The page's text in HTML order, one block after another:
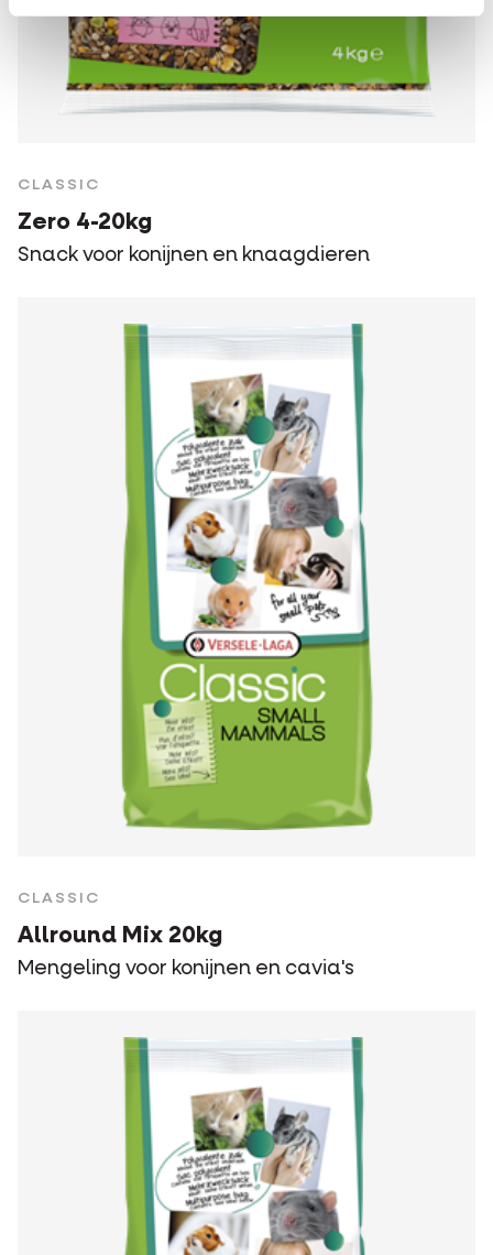
CLASSIC
Zero 4-20kg
Snack voor konijnen en knaagdieren
CLASSIC
Allround Mix 20kg
Mengeling voor konijnen en cavia's